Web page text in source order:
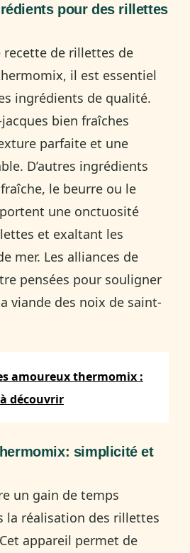
pour des rillettes
recette de rillettes de
il est essentiel
ingrédients de qualité.
bien fraîches
parfaite et une
D’autres ingrédients
le beurre ou le
une onctuosité
et exaltant les
mer. Les alliances de
pensées pour souligner
viande des noix de saint-
amoureux thermomix :
découvrir
simplicité et
un gain de temps
la réalisation des rillettes
appareil permet de